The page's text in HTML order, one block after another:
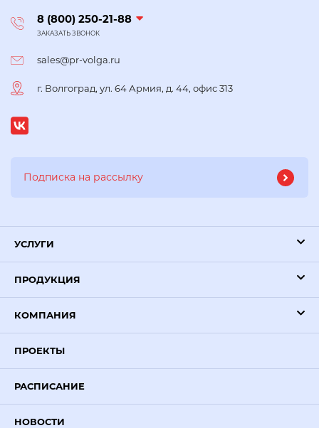
8 (800) 250-21-88
ЗАКАЗАТЬ ЗВОНОК
sales@pr-volga.ru
г. Волгоград, ул. 64 Армия, д. 44, офис 313
УСЛУГИ
ПРОДУКЦИЯ
КОМПАНИЯ
ПРОЕКТЫ
РАСПИСАНИЕ
НОВОСТИ